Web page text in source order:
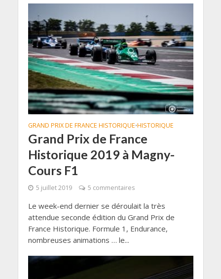
GRAND PRIX DE FRANCE HISTORIQUE•HISTORIQUE
Grand Prix de France
Historique 2019 à Magny-
Cours F1
5 juillet 2019 5 commentaires
Le week-end dernier se déroulait la très
attendue seconde édition du Grand Prix de
France Historique. Formule 1, Endurance,
nombreuses animations … le...